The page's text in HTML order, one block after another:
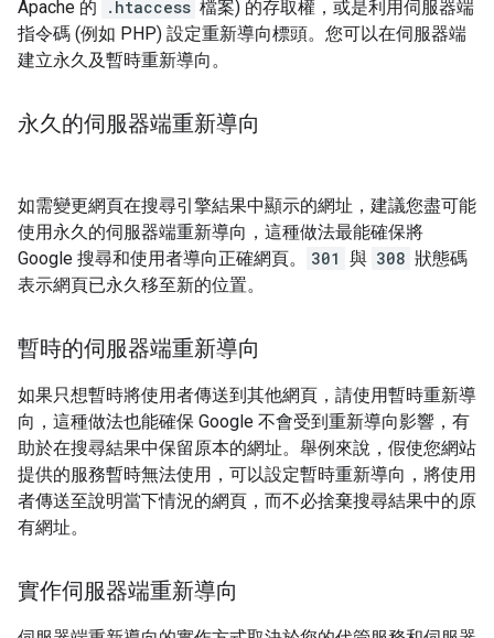
Apache 的 .htaccess 檔案) 的存取權，或是利用伺服器端
指令碼 (例如 PHP) 設定重新導向標頭。您可以在伺服器端
建立永久及暫時重新導向。
永久的伺服器端重新導向
如需變更網頁在搜尋引擎結果中顯示的網址，建議您盡可能
使用永久的伺服器端重新導向，這種做法最能確保將
Google 搜尋和使用者導向正確網頁。
301 與 308 狀態碼
表示網頁已永久移至新的位置。
暫時的伺服器端重新導向
如果只想暫時將使用者傳送到其他網頁，請使用暫時重新導
向，這種做法也能確保 Google 不會受到重新導向影響，有
助於在搜尋結果中保留原本的網址。舉例來說，假使您網站
提供的服務暫時無法使用，可以設定暫時重新導向，將使用
者傳送至說明當下情況的網頁，而不必捨棄搜尋結果中的原
有網址。
實作伺服器端重新導向